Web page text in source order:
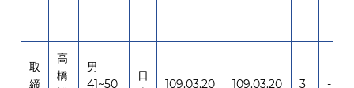
取
締
高
橋
男
41~50
日
109.03.20 109.03.20 3 -